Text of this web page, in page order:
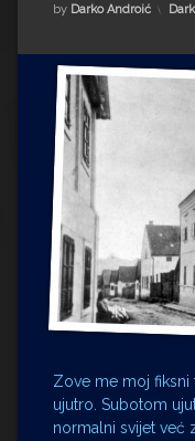
Impressum
Milenko Strižak
Drugi autori
Drugi autori
Matea Andrić
Ljiljana Lekanić-Kljaić
Željko Krznarić
Mario Lovreković
Miroslav Šantek
by Darko Androić
Zove me moj
ujutro. Subotom
normalni svijet već